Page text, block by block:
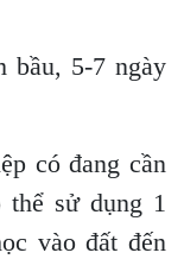
bầu, 5-7 ngày
có đang cần
thể sử dụng 1
vào đất đến